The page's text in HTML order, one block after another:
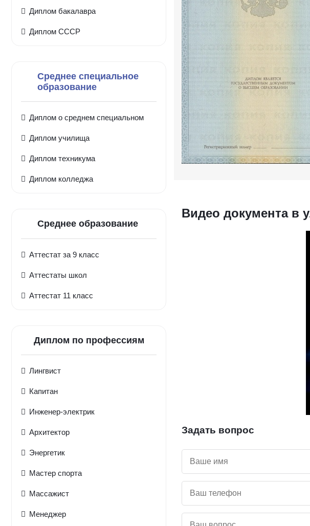
Диплом бакалавра
Диплом СССР
Среднее специальное
образование
Диплом о среднем специальном
Диплом училища
Диплом техникума
Диплом колледжа
Среднее образование
Аттестат за 9 класс
Аттестаты школ
Аттестат 11 класс
Диплом по профессиям
Лингвист
Капитан
Инженер-электрик
Архитектор
Энергетик
Мастер спорта
Массажист
Менеджер
Видео документа в
Задать вопрос